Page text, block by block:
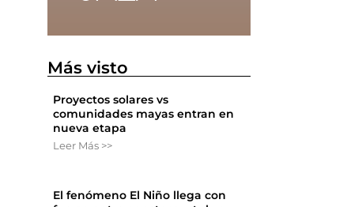
Más visto
Proyectos solares vs
comunidades mayas entran en
nueva etapa
Leer Más >>
El fenómeno El Niño llega con